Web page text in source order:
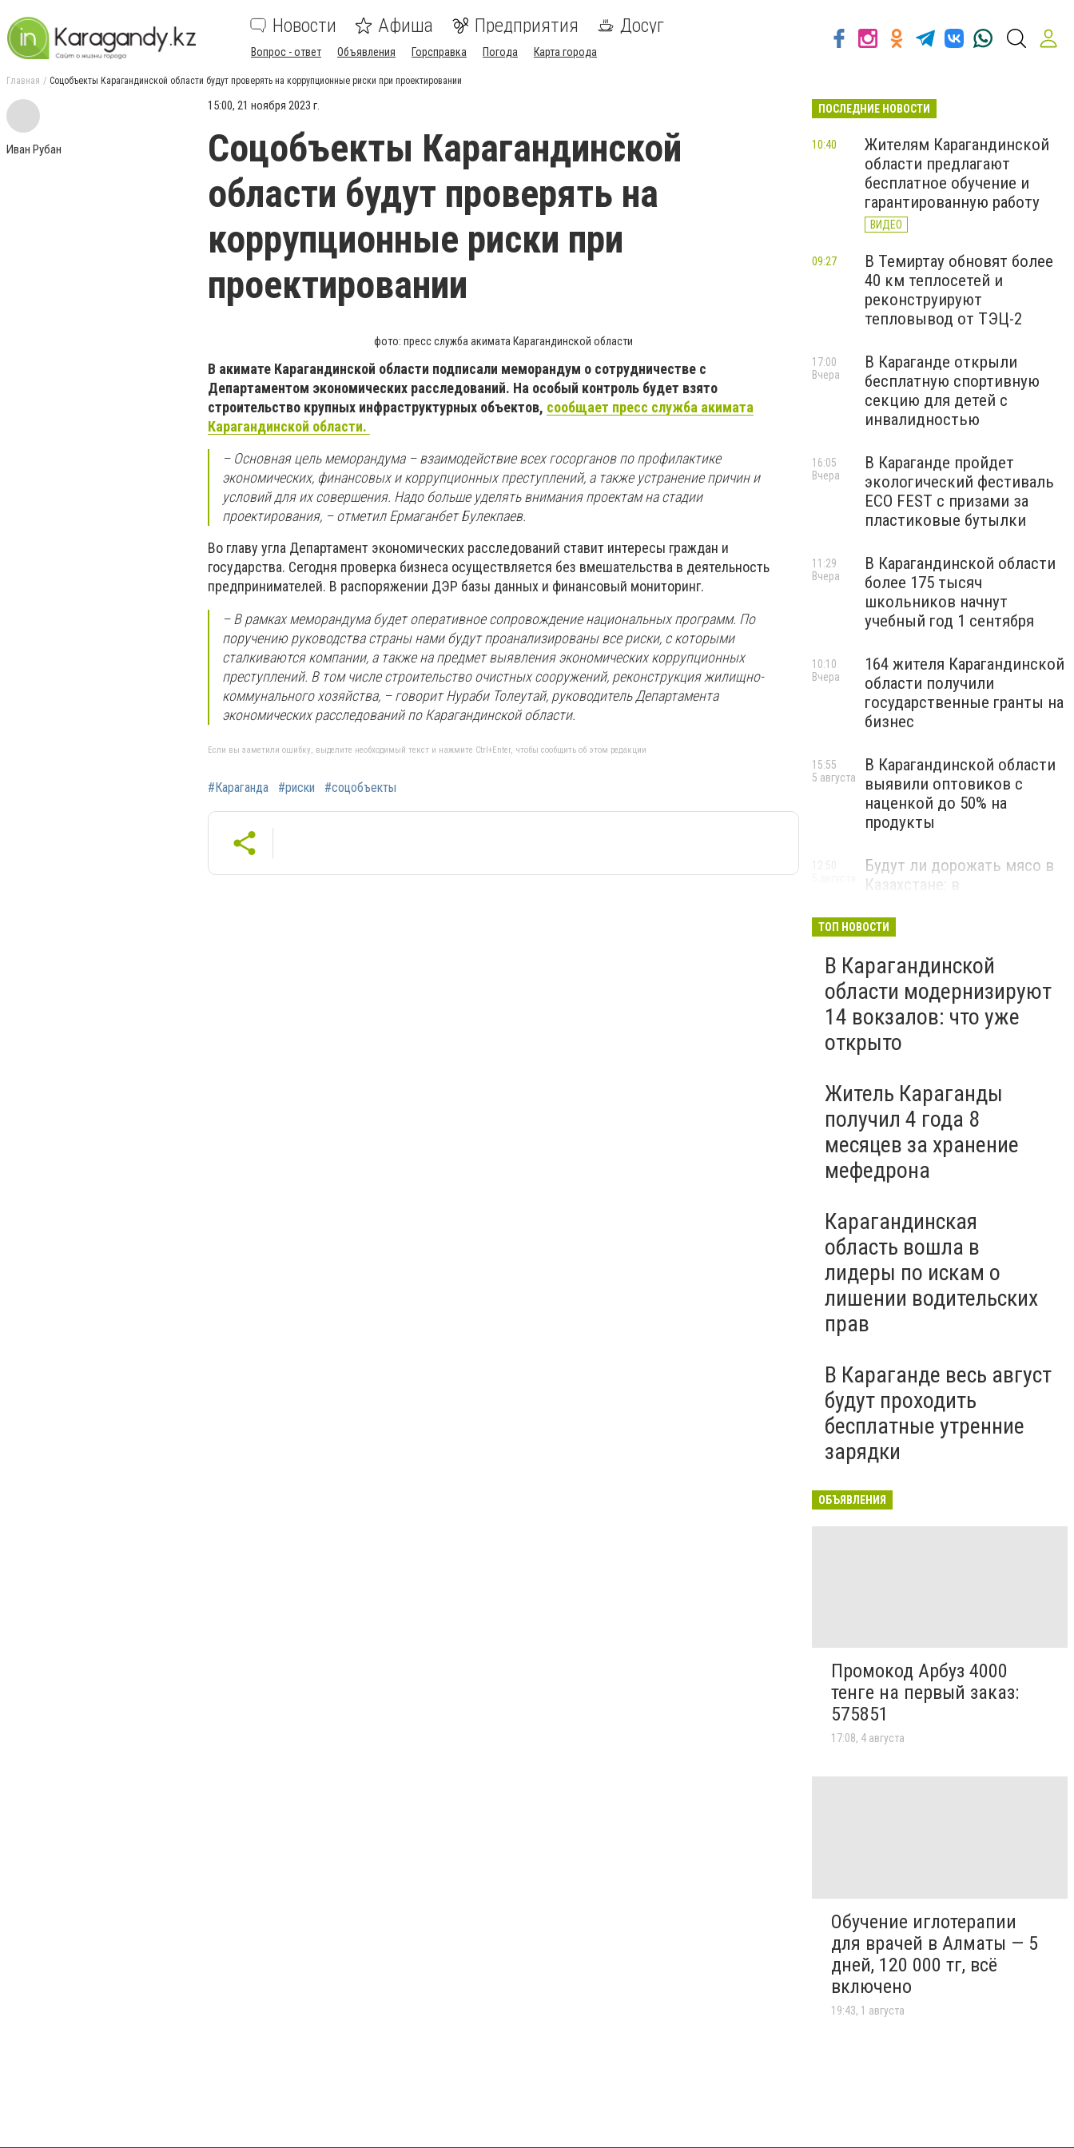
Новости Афиша Предприятия Досуг
Вопрос - ответ Объявления Горсправка Погода Карта города
Главная Соцобъекты Карагандинской области будут проверять на коррупционные риски при проектировании
Иван Рубан
15:00, 21 ноября 2023 г.
Соцобъекты Карагандинской
области будут проверять на
коррупционные риски при
проектировании
фото: пресс служба акимата Карагандинской области
В акимате Карагандинской области подписали меморандум о сотрудничестве с
Департаментом экономических расследований. На особый контроль будет взято
строительство крупных инфраструктурных объектов, сообщает пресс служба акимата
Карагандинской области.
– Основная цель меморандума – взаимодействие всех госорганов по профилактике
экономических, финансовых и коррупционных преступлений, а также устранение причин и
условий для их совершения. Надо больше уделять внимания проектам на стадии
проектирования, – отметил Ермаганбет Булекпаев.
Во главу угла Департамент экономических расследований ставит интересы граждан и
государства. Сегодня проверка бизнеса осуществляется без вмешательства в деятельность
предпринимателей. В распоряжении ДЭР базы данных и финансовый мониторинг.
– В рамках меморандума будет оперативное сопровождение национальных программ. По
поручению руководства страны нами будут проанализированы все риски, с которыми
сталкиваются компании, а также на предмет выявления экономических коррупционных
преступлений. В том числе строительство очистных сооружений, реконструкция жилищно-
коммунального хозяйства, – говорит Нураби Толеутай, руководитель Департамента
экономических расследований по Карагандинской области.
Если вы заметили ошибку, выделите необходимый текст и нажмите Ctrl+Enter, чтобы сообщить об этом редакции
#Караганда #риски #соцобъекты
ПОСЛЕДНИЕ НОВОСТИ
Жителям Карагандинской
области предлагают
бесплатное обучение и
гарантированную работу
ВИДЕО
10:40
В Темиртау обновят более
40 км теплосетей и
реконструируют
тепловывод от ТЭЦ-2
09:27
В Караганде открыли
бесплатную спортивную
секцию для детей с
инвалидностью
17:00
Вчера
В Караганде пройдет
экологический фестиваль
ECO FEST с призами за
пластиковые бутылки
16:05
Вчера
В Карагандинской области
более 175 тысяч
школьников начнут
учебный год 1 сентября
11:29
Вчера
164 жителя Карагандинской
области получили
государственные гранты на
бизнес
10:10
Вчера
В Карагандинской области
выявили оптовиков с
наценкой до 50% на
продукты
15:55
5 августа
Будут ли дорожать мясо в
Казахстане: в
прогноз по ценам
12:50
ТОП НОВОСТИ
В Карагандинской
области модернизируют
14 вокзалов: что уже
открыто
Житель Караганды
получил 4 года 8
месяцев за хранение
мефедрона
Карагандинская
область вошла в
лидеры по искам о
лишении водительских
прав
В Караганде весь август
будут проходить
бесплатные утренние
зарядки
ОБЪЯВЛЕНИЯ
Промокод Арбуз 4000
тенге на первый заказ:
575851
17:08, 4 августа
Обучение иглотерапии
для врачей в Алматы — 5
дней, 120 000 тг, всё
включено
19:43, 1 августа